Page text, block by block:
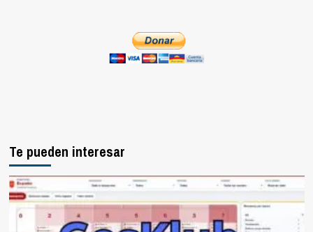
Te pueden interesar